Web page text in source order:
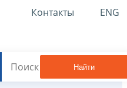
Контакты ENG
Найти